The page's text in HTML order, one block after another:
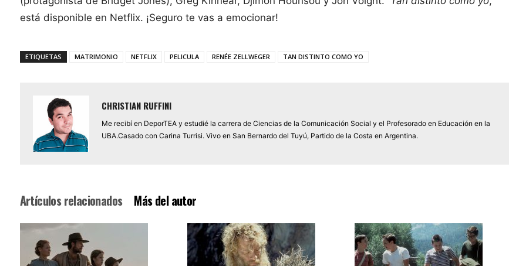
está disponible en Netflix. ¡Seguro te vas a emocionar!
ETIQUETAS MATRIMONIO NETFLIX PELICULA RENÉE ZELLWEGER TAN DISTINTO COMO YO
CHRISTIAN RUFFINI
Me recibí en DeporTEA y estudié la carrera de Ciencias de la Comunicación Social y el Profesorado en Educación en la
UBA.Casado con Carina Turrisi. Vivo en San Bernardo del Tuyú, Partido de la Costa en Argentina.
Artículos relacionados Más del autor